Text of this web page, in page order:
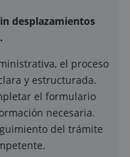
desplazamientos
el proceso
y estructurada.
el formulario
necesaria.
del trámite